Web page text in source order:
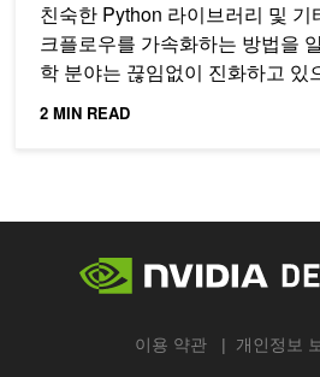
친숙한 Python 라이브러리 및 기
크플로우를 가속화하는 방법을
학 분야는 끊임없이 진화하고
2 MIN READ
이용 약관 개인정보